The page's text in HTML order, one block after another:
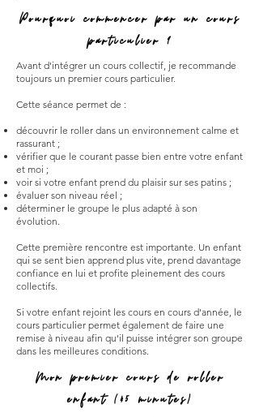
Pourquoi commencer par un cours
particulier ?
Avant d'intégrer un cours collectif, je recommande
toujours un premier cours particulier.
Cette séance permet de :
découvrir le roller dans un environnement calme et
rassurant ;
vérifier que le courant passe bien entre votre enfant
et moi ;
voir si votre enfant prend du plaisir sur ses patins ;
évaluer son niveau réel ;
déterminer le groupe le plus adapté à son
évolution.
Cette première rencontre est importante. Un enfant
qui se sent bien apprend plus vite, prend davantage
confiance en lui et profite pleinement des cours
collectifs.
Si votre enfant rejoint les cours en cours d'année, le
cours particulier permet également de faire une
remise à niveau afin qu'il puisse intégrer son groupe
dans les meilleures conditions.
Mon premier cours de roller
enfant (45 minutes)